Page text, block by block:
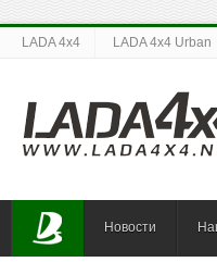
LADA 4x4 LADA 4x4 Urban
Новости